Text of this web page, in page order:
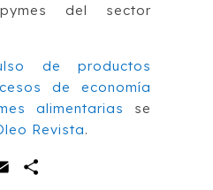
del sector
de productos
de economía
alimentarias
se
Revista.
Email